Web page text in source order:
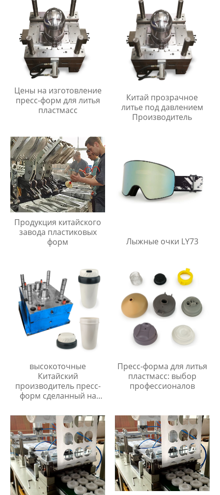
Цены на изготовление
пресс-форм для литья
пластмасс
Китай прозрачное
литье под давлением
Производитель
Продукция китайского
завода пластиковых
форм
Лыжные очки LY73
высокоточные
Китайский
производитель пресс-
форм сделанный на
Пресс-форма для литья
пластмасс: выбор
профессионалов